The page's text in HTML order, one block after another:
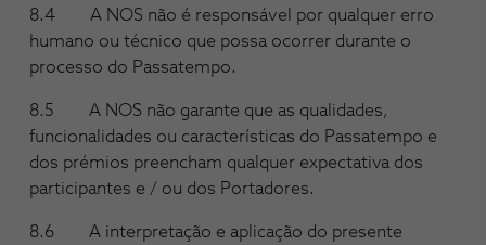
8.4 A NOS não é responsável por qualquer erro
humano ou técnico que possa ocorrer durante o
processo do Passatempo.
8.5 A NOS não garante que as qualidades,
funcionalidades ou características do Passatempo e
dos prémios preencham qualquer expectativa dos
participantes e / ou dos Portadores.
8.6 A interpretação e aplicação do presente